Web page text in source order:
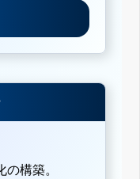
構築。